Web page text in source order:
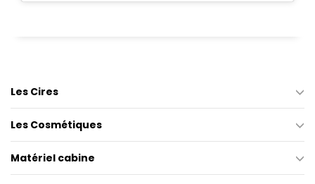
Les Cires
Les Cosmétiques
Matériel cabine